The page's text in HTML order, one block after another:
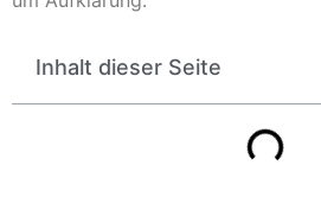
Inhalt dieser Seite